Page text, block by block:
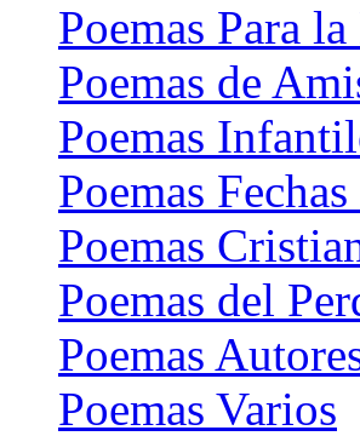
Poemas Para
Poemas de
Poemas
Poemas
Poemas
Poemas del
Poemas
Poemas Varios